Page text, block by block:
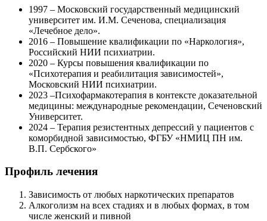
1997 – Московский государственный медицинский
университет им. И.М. Сеченова, специализация
«Лечебное дело».
2016 – Повышение квалификации по «Наркология»,
Российский НИИ психиатрии.
2020 – Курсы повышения квалификации по
«Психотерапия и реабилитация зависимостей»,
Московский НИИ психиатрии.
2023 –Психофармакотерапия в контексте доказательной
медицины: международные рекомендации, Сеченовский
Университет.
2024 – Терапия резистентных депрессий у пациентов с
коморбидной зависимостью, ФГБУ «НМИЦ ПН им.
В.П. Сербского»
Профиль лечения
Зависимость от любых наркотических препаратов
Алкоголизм на всех стадиях и в любых формах, в том
числе женский и пивной